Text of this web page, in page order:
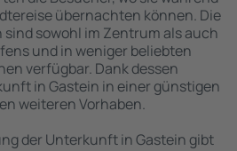
übernachten können. Die
sowohl im Zentrum als auch
und in weniger beliebten
verfügbar. Dank dessen
in Gastein in einer günstigen
weiteren Vorhaben.
der Unterkunft in Gastein gibt